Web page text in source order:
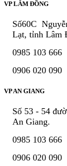
VP LÂM ĐỒNG
Số60C
Lạt, tỉnh Lâm
0985 103 666
0906 020 090
VP AN GIANG
Số 53 - 54
An Giang.
0985 103 666
0906 020 090